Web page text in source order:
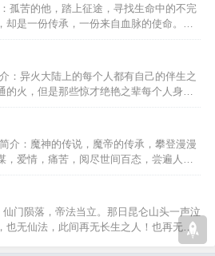
孤苦的他，踏上征途，寻找生命中的不完
却是一份传承，一份来自血脉的使命。异
：异火大陆上的每个人都有自己的伴生之
的火，但是那些惊才绝艳之辈每个人身上
介：魔神的传说，魔帝的传承，攀登漫漫
，爱情，痛苦，阅尽世间百态，尝遍人情
门陨落，帝法当立。那日昆仑山头一声泣
也无仙法，此间再无长生之人！也再无人